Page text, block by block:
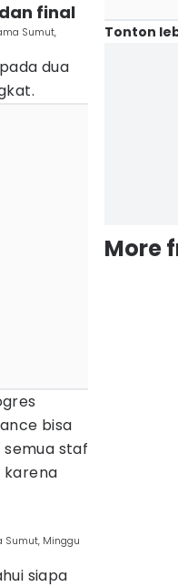
final
Sumut,
dua
bisa
semua staf
karena
Sumut, Minggu
siapa
Tonton
More